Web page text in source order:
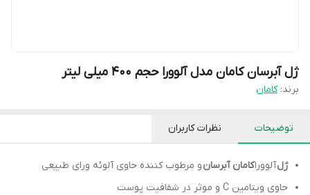
ژل آبرسان کامان مدل آلوورا حجم ۴۰۰ میلی لیتر
برند: کامان
توضیحات نظرات کاربران
ژلآلووراکامان آبرسانو مرطوب کننده حاوی آلوئه ورای طبیعی
حاوی ویتامین C و موثر در شفافیت پوست